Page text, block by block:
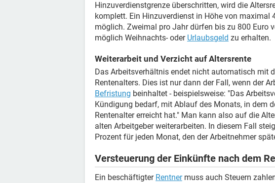
Hinzuverdienstgrenze überschritten, wird die
komplett. Ein Hinzuverdienst in Höhe von maximal
möglich. Zweimal pro Jahr dürfen bis zu 800 Euro
möglich Weihnachts- oder Urlaubsgeld zu erhalten.
Weiterarbeit und Verzicht auf Altersrente
Das Arbeitsverhältnis endet nicht automatisch mit
Rentenalters. Dies ist nur dann der Fall, wenn der
Befristung beinhaltet - beispielsweise: "Das
Kündigung bedarf, mit Ablauf des Monats, in dem
Rentenalter erreicht hat." Man kann also auf die
alten Arbeitgeber weiterarbeiten. In diesem Fall
Prozent für jeden Monat, den der Arbeitnehmer
Versteuerung der Einkünfte nach dem
Ein beschäftigter Rentnermuss auch Steuern